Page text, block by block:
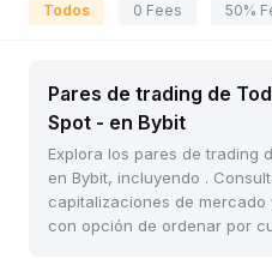
Todos 0 Fees 50%
Pares de trading de
Spot - en Bybit
Explora los pares de trading
en Bybit, incluyendo .
capitalizaciones de
con opción de ordenar por